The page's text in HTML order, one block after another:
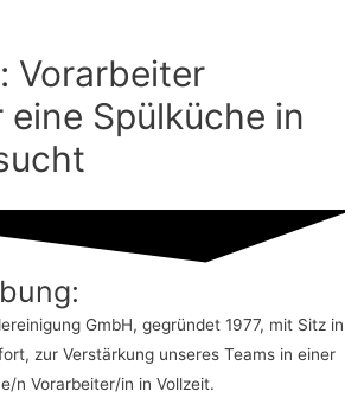
Vorarbeiter
Spülküche in
GmbH, gegründet 1977, mit Sitz in
zur Verstärkung unseres Teams in einer
n Vorarbeiter/in in Vollzeit.